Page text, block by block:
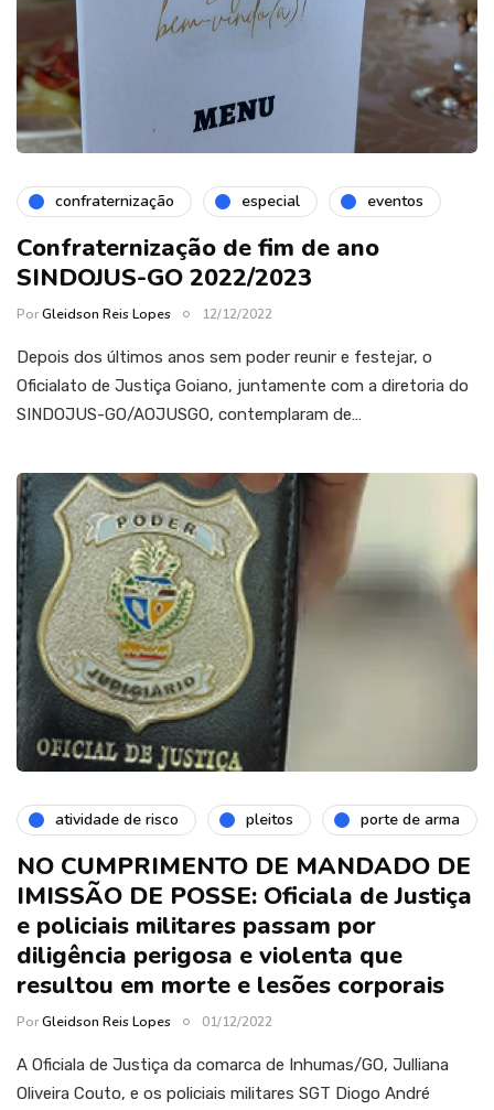
confraternização especial eventos
Confraternização de fim de ano
SINDOJUS-GO 2022/2023
PorGleidson Reis Lopes 12/12/2022
Depois dos últimos anos sem poder reunir e festejar, o
Oficialato de Justiça Goiano, juntamente com a diretoria do
SINDOJUS-GO/AOJUSGO, contemplaram de…
atividade de risco pleitos porte de arma
NO CUMPRIMENTO DE MANDADO DE
IMISSÃO DE POSSE: Oficiala de Justiça
e policiais militares passam por
diligência perigosa e violenta que
resultou em morte e lesões corporais
PorGleidson Reis Lopes 01/12/2022
A Oficiala de Justiça da comarca de Inhumas/GO, Julliana
Oliveira Couto, e os policiais militares SGT Diogo André